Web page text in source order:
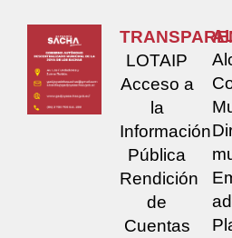
LOTAIP
Acceso a
la
Información
Pública
Rendición
de
Cuentas